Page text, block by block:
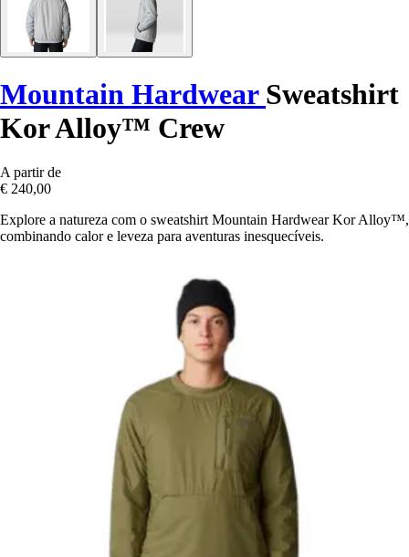
Mountain Hardwear Sweatshirt
Kor Alloy™ Crew
A partir de
€ 240,00
Explore a natureza com o sweatshirt Mountain Hardwear Kor Alloy™,
combinando calor e leveza para aventuras inesquecíveis.